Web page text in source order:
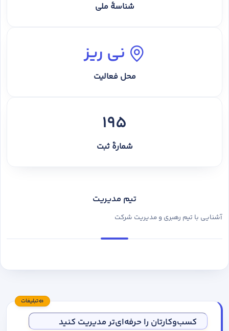
شناسهٔ ملی
نی ریز
محل فعالیت
195
شمارهٔ ثبت
تیم مدیریت
آشنایی با تیم رهبری و مدیریت شرکت
تبلیغات
کسب‌وکارتان را حرفه‌ای‌تر مدیریت کنید